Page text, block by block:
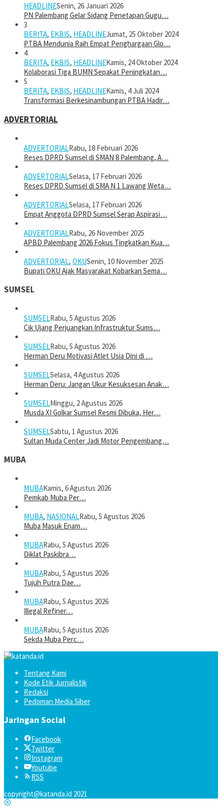
HEADLINESenin, 26 Januari 2026
PN Palembang Gelar Sidang Penetapan Gugu…
3
BERITA, EKBIS, HEADLINEJumat, 25 Oktober 2024
PTBA Mendunia Raih Empat Penghargaan Glo…
4
BERITA, EKBIS, HEADLINEKamis, 24 Oktober 2024
Kolaborasi Tiga BUMN Sepakat Peningkatan…
5
BERITA, EKBIS, HEADLINEKamis, 4 Juli 2024
Transformasi Berkesinambungan PTBA Hadir…
ADVERTORIAL
ADVERTORIALRabu, 18 Februari 2026
Reses DPRD Sumsel di SMAN 8 Palembang, A…
ADVERTORIALSelasa, 17 Februari 2026
Reses DPRD Sumsel di SMA N 1 Lawang Weta…
ADVERTORIALSelasa, 17 Februari 2026
Empat Anggota DPRD Sumsel Serap Aspirasi…
ADVERTORIALRabu, 26 November 2025
APBD Palembang 2026 Fokus Tingkatkan Kua…
ADVERTORIAL, OKUSenin, 10 November 2025
Bupati OKU Ajak Masyarakat Kobarkan Sema…
SUMSEL
SUMSELRabu, 5 Agustus 2026
Cik Ujang Perjuangkan Infrastruktur Sums…
SUMSELRabu, 5 Agustus 2026
Herman Deru Motivasi Atlet Usia Dini di …
SUMSELSelasa, 4 Agustus 2026
Herman Deru: Jangan Ukur Kesuksesan Anak…
SUMSELMinggu, 2 Agustus 2026
Musda XI Golkar Sumsel Resmi Dibuka, Her…
SUMSELSabtu, 1 Agustus 2026
Sultan Muda Center Jadi Motor Pengembang…
MUBA
MUBAKamis, 6 Agustus 2026
Pemkab Muba Per…
MUBA, NASIONALRabu, 5 Agustus 2026
Muba Masuk Enam…
MUBARabu, 5 Agustus 2026
Diklat Paskibra…
MUBARabu, 5 Agustus 2026
Tujuh Putra Dae…
MUBARabu, 5 Agustus 2026
Illegal Refiner…
MUBARabu, 5 Agustus 2026
Sekda Muba Perc…
Tentang Kami
Kode Etik Jurnalistik
Redaksi
Pedoman Media Siber
Jaringan Social
Facebook
Twitter
Instagram
Youtube
RSS
copyright@katanda.id 2021